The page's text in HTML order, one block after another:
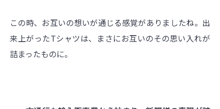
この時、お互いの想いが通じる感覚がありましたね。出
来上がったTシャツは、まさにお互いのその思い入れが
詰まったものに。